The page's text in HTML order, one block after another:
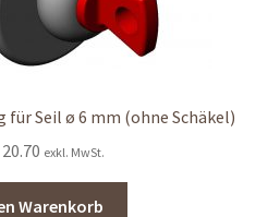
Seil ø 6 mm (ohne Schäkel)
exkl. MwSt.
Warenkorb